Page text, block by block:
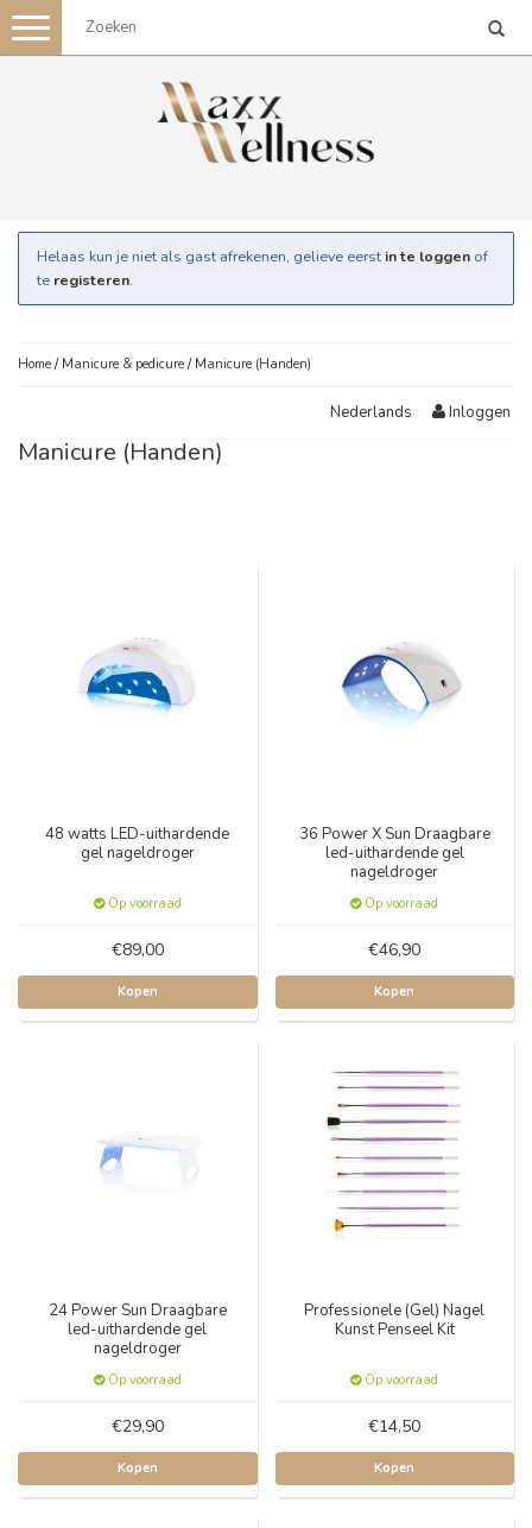
Toggle
navigation
Helaas kun je niet als gast afrekenen, gelieve eerst in te loggen of
te registeren.
Home / Manicure & pedicure / Manicure (Handen)
Nederlands Inloggen
Manicure (Handen)
48 watts LED-uithardende
gel nageldroger
Op voorraad
€89,00
Kopen
36 Power X Sun Draagbare
led-uithardende gel
nageldroger
Op voorraad
€46,90
Kopen
24 Power Sun Draagbare
led-uithardende gel
nageldroger
Op voorraad
€29,90
Kopen
Professionele (Gel) Nagel
Kunst Penseel Kit
Op voorraad
€14,50
Kopen